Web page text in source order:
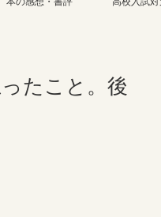
たこと。後